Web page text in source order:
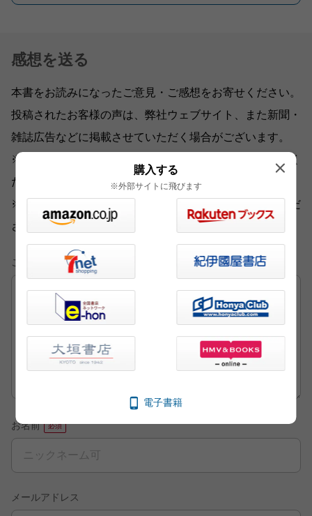
感想を送る
本書をお読みになったご意見・ご感想をお寄せください。
投稿されたお客様の声は、弊社ウェブサイト、また新聞・
雑誌広告などに掲載させていただく場合がございます。
※いただいた内容へのご返信は致しかねますのでご了承く
ださい。
※ご意見・ご感想以外は、
から各部門にお送りくだ
さい。
ご意見・ご感想
お名前
メールアドレス
購入する
※外部サイトに飛びます
電子書籍